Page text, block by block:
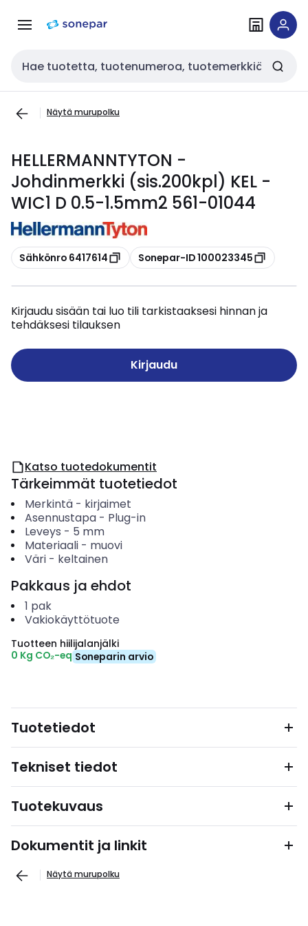
navigointiinsisältöön
Haku
Näytä murupolku
HELLERMANNTYTON -
Johdinmerkki (sis.200kpl) KEL -
WIC1 D 0.5-1.5mm2 561-01044
Kopioi
Sähkönro 6417614 Kopioi
Sonepar-ID 100023345
Kirjaudu sisään tai luo tili tarkistaaksesi hinnan ja
tehdäksesi tilauksen
Kirjaudu
Katso tuotedokumentit
Tärkeimmät tuotetiedot
Merkintä- kirjaimet
Asennustapa- Plug-in
Leveys - 5 mm
Materiaali- muovi
Väri- keltainen
Pakkaus ja ehdot
1 pak
Vakiokäyttötuote
Tuotteen hiilijalanjälki
0 Kg CO₂-eq Soneparin arvio
Tuotetiedot
Tekniset tiedot
Tuotekuvaus
Dokumentit ja linkit
Näytä murupolku